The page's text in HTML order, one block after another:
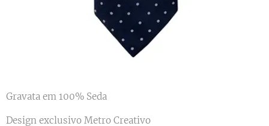
Gravata em 100% Seda
Design exclusivo Metro Creativo